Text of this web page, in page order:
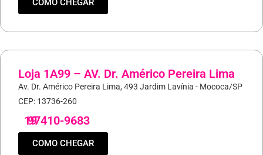
COMO CHEGAR
Loja 1A99 – AV. Dr. Américo Pereira Lima
Av. Dr. Américo Pereira Lima, 493 Jardim Lavínia - Mococa/SP
CEP: 13736-260
19
97410-9683
COMO CHEGAR